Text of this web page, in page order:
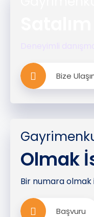
Bize
Olmak
Bir numara olmak
Başvuru